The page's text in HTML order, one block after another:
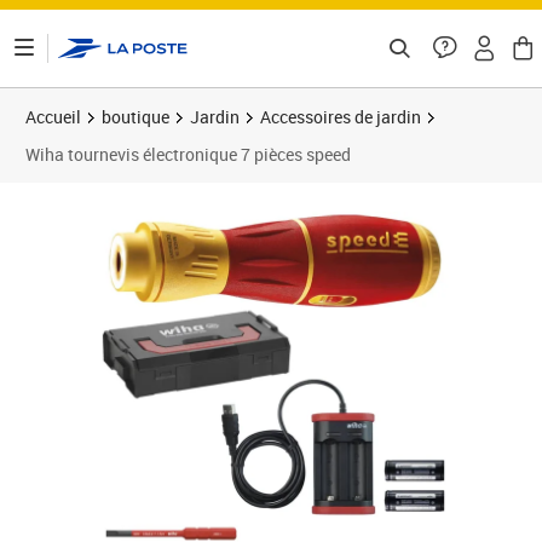
Accueil boutique Jardin
Accessoires de jardin
Wiha tournevis électronique 7 pièces speed